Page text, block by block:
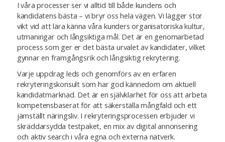
I våra processer ser vi alltid till både kundens och
kandidatens bästa – vi bryr oss hela vägen. Vi lägger stor
vikt vid att lära känna våra kunders organisatoriska kultur,
utmaningar och långsiktiga mål. Det är en genomarbetad
process som ger er det bästa urvalet av kandidater, vilket
gynnar en framgångsrik och långsiktig rekrytering.
Varje uppdrag leds och genomförs av en erfaren
rekryteringskonsult som har god kännedom om aktuell
kandidatmarknad. Det är en självklarhet för oss att arbeta
kompetensbaserat för att säkerställa mångfald och ett
jämställt näringsliv. I rekryteringsprocessen erbjuder vi
skräddarsydda testpaket, en mix av digital annonsering
och aktiv search i våra egna och externa nätverk.